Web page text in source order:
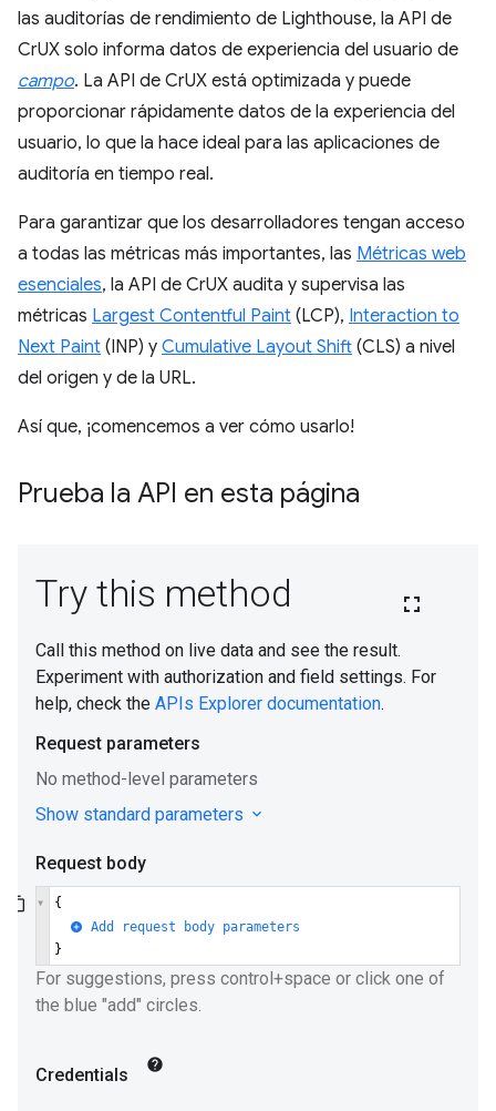
las auditorías de rendimiento de Lighthouse, la API de
CrUX solo informa datos de experiencia del usuario de
campo. La API de CrUX está optimizada y puede
proporcionar rápidamente datos de la experiencia del
usuario, lo que la hace ideal para las aplicaciones de
auditoría en tiempo real.
Para garantizar que los desarrolladores tengan acceso
a todas las métricas más importantes, las Métricas web
esenciales, la API de CrUX audita y supervisa las
métricas Largest Contentful Paint (LCP), Interaction to
Next Paint (INP) y Cumulative Layout Shift (CLS) a nivel
del origen y de la URL.
Así que, ¡comencemos a ver cómo usarlo!
Prueba la API en esta página